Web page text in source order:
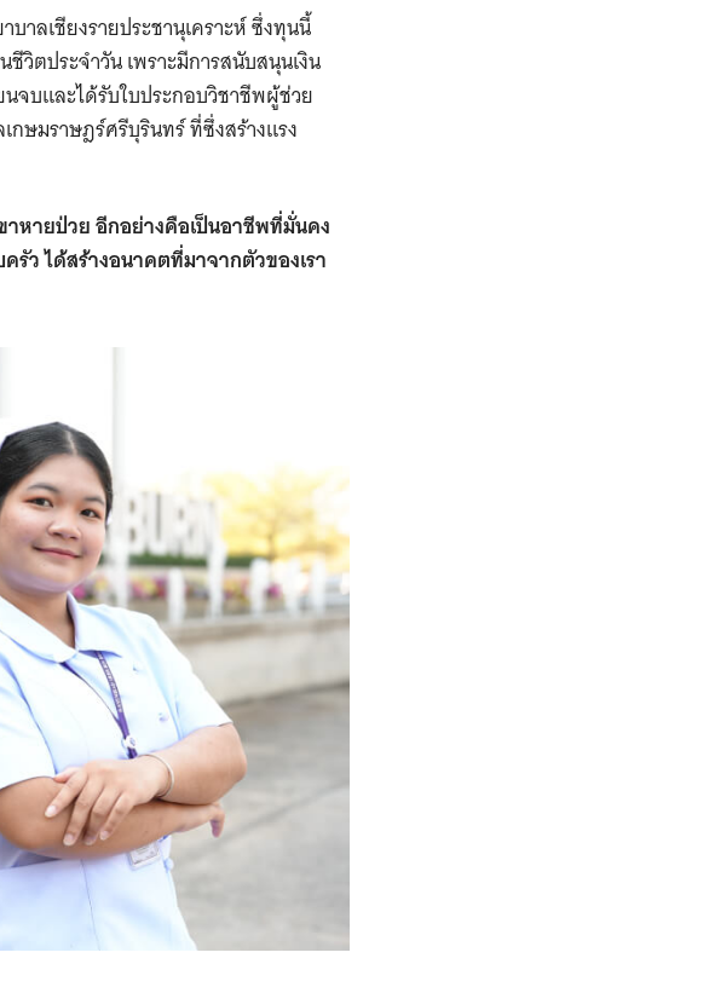
าลเชียงรายประชานุเคราะห์ ซึ่งทุนนี้
วิตประจำวัน เพราะมีการสนับสนุนเงิน
จบและได้รับใบประกอบวิชาชีพผู้ช่วย
กษมราษฎร์ศรีบุรินทร์ ที่ซึ่งสร้างแรง
หายป่วย อีกอย่างคือเป็นอาชีพที่มั่นคง
รัว ได้สร้างอนาคตที่มาจากตัวของเรา